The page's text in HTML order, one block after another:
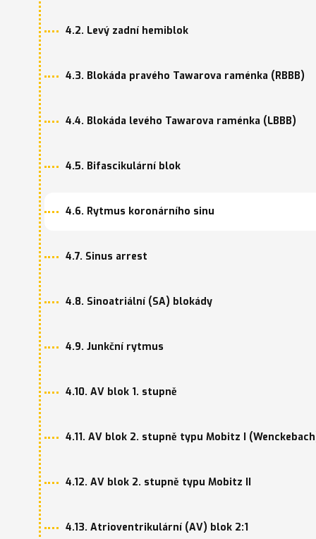
4.2. Levý zadní hemiblok
4.3. Blokáda pravého Tawarova raménka (RBBB)
4.4. Blokáda levého Tawarova raménka (LBBB)
4.5. Bifascikulární blok
4.6. Rytmus koronárního sinu
4.7. Sinus arrest
4.8. Sinoatriální (SA) blokády
4.9. Junkční rytmus
4.10. AV blok 1. stupně
4.11. AV blok 2. stupně typu Mobitz I
4.12. AV blok 2. stupně typu Mobitz II
4.13. Atrioventrikulární (AV) blok 2:1